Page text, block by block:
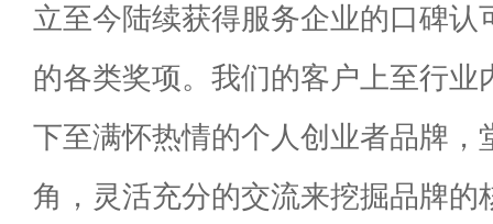
立至今陆续获得服务企业的口碑认
的各类奖项。我们的客户上至行业
下至满怀热情的个人创业者品牌，
角，灵活充分的交流来挖掘品牌的